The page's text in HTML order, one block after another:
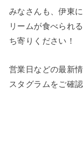
みなさんも、伊東
リームが食べられ
ち寄りください！
営業日などの最新
スタグラムをご確